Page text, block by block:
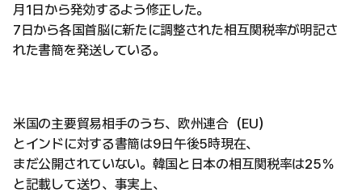
月1日から発効するよう修正した。
7日から各国首脳に新たに調整された相互関税率が明記さ
れた書簡を発送している。
米国の主要貿易相手のうち、欧州連合（EU）
とインドに対する書簡は9日午後5時現在、
まだ公開されていない。韓国と日本の相互関税率は25％
と記載して送り、事実上、